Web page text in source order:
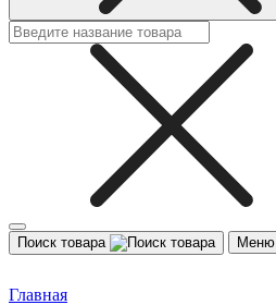
Поиск товара Меню
Главная